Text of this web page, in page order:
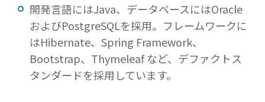
開発言語にはJava、データベースにはOracle
およびPostgreSQLを採用。フレームワークに
はHibernate、Spring Framework、
Bootstrap、Thymeleaf など、デファクトス
タンダードを採用しています。